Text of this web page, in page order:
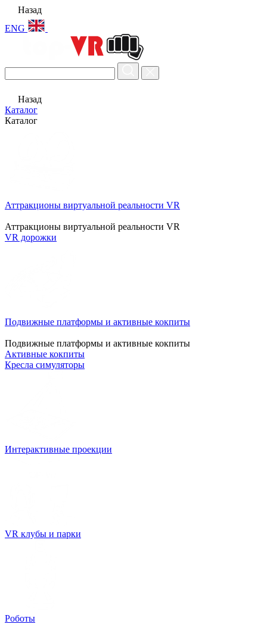
Назад
ENG
Назад
Каталог
Каталог
Аттракционы виртуальной реальности VR
Аттракционы виртуальной реальности VR
VR дорожки
Подвижные платформы и активные кокпиты
Подвижные платформы и активные кокпиты
Активные кокпиты
Кресла симуляторы
Интерактивные проекции
VR клубы и парки
Роботы